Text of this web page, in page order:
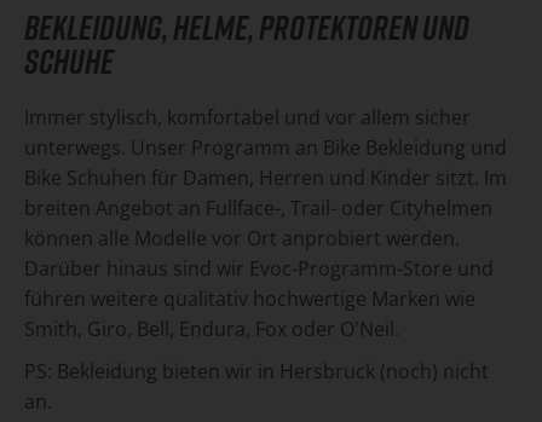
BEKLEIDUNG, HELME, PROTEKTOREN UND
SCHUHE
Immer stylisch, komfortabel und vor allem sicher
unterwegs. Unser Programm an Bike Bekleidung und
Bike Schuhen für Damen, Herren und Kinder sitzt. Im
breiten Angebot an Fullface-, Trail- oder Cityhelmen
können alle Modelle vor Ort anprobiert werden.
Darüber hinaus sind wir Evoc-Programm-Store und
führen weitere qualitativ hochwertige Marken wie
Smith, Giro, Bell, Endura, Fox oder O'Neil.
PS: Bekleidung bieten wir in Hersbruck (noch) nicht
an.